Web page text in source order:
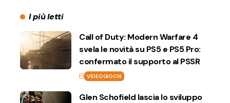
I più letti
Call of Duty: Modern Warfare 4
svela le novità su PS5 e PS5 Pro:
confermato il supporto al PSSR
VIDEOGIOCHI
Glen Schofield lascia lo sviluppo